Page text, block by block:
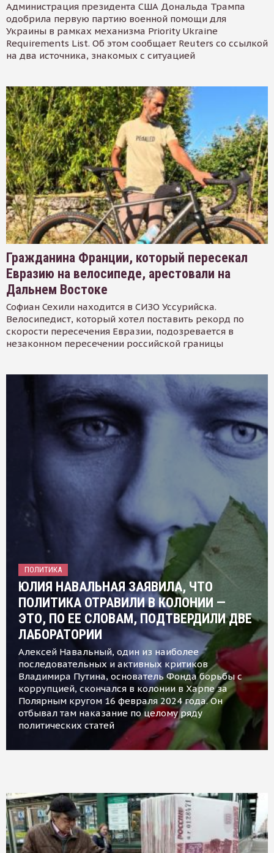
Администрация президента США Дональда Трампа
одобрила первую партию военной помощи для
Украины в рамках механизма Priority Ukraine
Requirements List. Об этом сообщает Reuters со ссылкой
на два источника, знакомых с ситуацией
Гражданина Франции, который пересекал
Евразию на велосипеде, арестовали на
Дальнем Востоке
Софиан Сехили находится в СИЗО Уссурийска.
Велосипедист, который хотел поставить рекорд по
скорости пересечения Евразии, подозревается в
незаконном пересечении российской границы
ПОЛИТИКА
ЮЛИЯ НАВАЛЬНАЯ ЗАЯВИЛА, ЧТО
ПОЛИТИКА ОТРАВИЛИ В КОЛОНИИ —
ЭТО, ПО ЕЕ СЛОВАМ, ПОДТВЕРДИЛИ ДВЕ
ЛАБОРАТОРИИ
Алексей Навальный, один из наиболее
последовательных и активных критиков
Владимира Путина, основатель Фонда борьбы с
коррупцией, скончался в колонии в Харпе за
Полярным кругом 16 февраля 2024 года. Он
отбывал там наказание по целому ряду
политических статей